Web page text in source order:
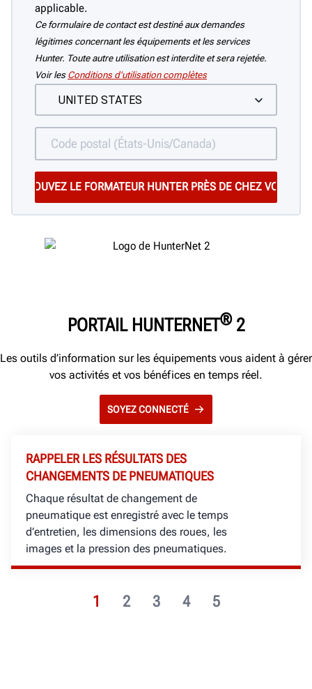
applicable.
Ce formulaire de contact est destiné aux demandes
légitimes concernant les équipements et les services
Hunter. Toute autre utilisation est interdite et sera rejetée.
Voir les Conditions d’utilisation complètes
PORTAIL HUNTERNET®2
Les outils d’information sur les équipements vous aident à gérer
vos activités et vos bénéfices en temps réel.
SOYEZ CONNECTÉ
1 2 3 4 5
RAPPELER LES RÉSULTATS DES
CHANGEMENTS DE PNEUMATIQUES
Chaque résultat de changement de
pneumatique est enregistré avec le temps
d’entretien, les dimensions des roues, les
images et la pression des pneumatiques.